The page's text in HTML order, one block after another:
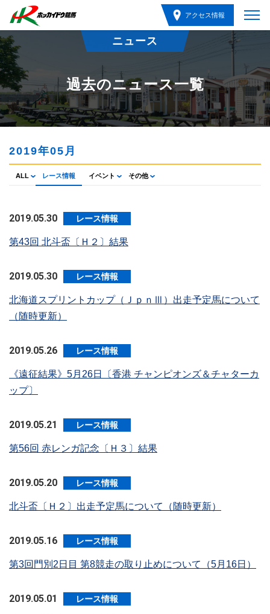
アクセス情報
ニュース
過去のニュース一覧
2019年05月
ALL レース情報 イベント その他
2019.05.30 レース情報
第43回 北斗盃〔Ｈ２〕結果
2019.05.30 レース情報
北海道スプリントカップ（ＪｐｎⅢ）出走予定馬について
（随時更新）
2019.05.26 レース情報
《遠征結果》5月26日〔香港 チャンピオンズ＆チャターカ
ップ〕
2019.05.21 レース情報
第56回 赤レンガ記念〔Ｈ３〕結果
2019.05.20 レース情報
北斗盃〔Ｈ２〕出走予定馬について（随時更新）
2019.05.16 レース情報
第3回門別2日目 第8競走の取り止めについて（5月16日）
2019.05.01 レース情報